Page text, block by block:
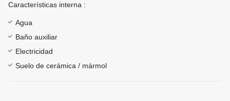
Características interna :
Agua
Baño auxiliar
Electricidad
Suelo de cerámica / mármol